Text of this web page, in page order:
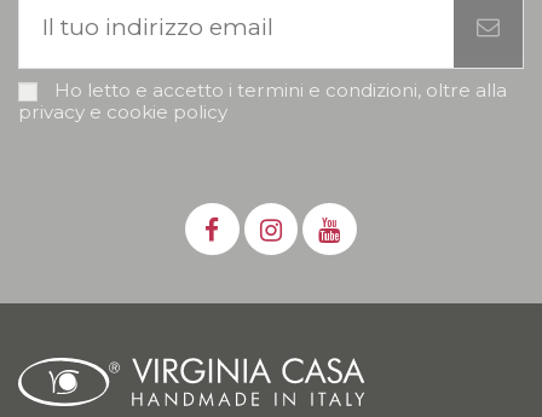
Ho letto e accetto i termini e condizioni, oltre alla
privacy e cookie policy